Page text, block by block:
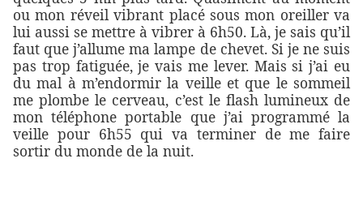
ou mon réveil vibrant placé sous mon oreiller va
lui aussi se mettre à vibrer à 6h50. Là, je sais qu’il
faut que j’allume ma lampe de chevet. Si je ne suis
pas trop fatiguée, je vais me lever. Mais si j’ai eu
du mal à m’endormir la veille et que le sommeil
me plombe le cerveau, c’est le flash lumineux de
mon téléphone portable que j’ai programmé la
veille pour 6h55 qui va terminer de me faire
sortir du monde de la nuit.